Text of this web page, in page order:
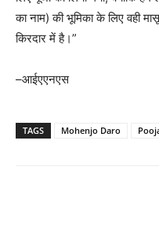
का नाम) की भूमिका के लिए वही
किरदार में है।”
–आईएएनएस
TAGS Mohenjo Daro